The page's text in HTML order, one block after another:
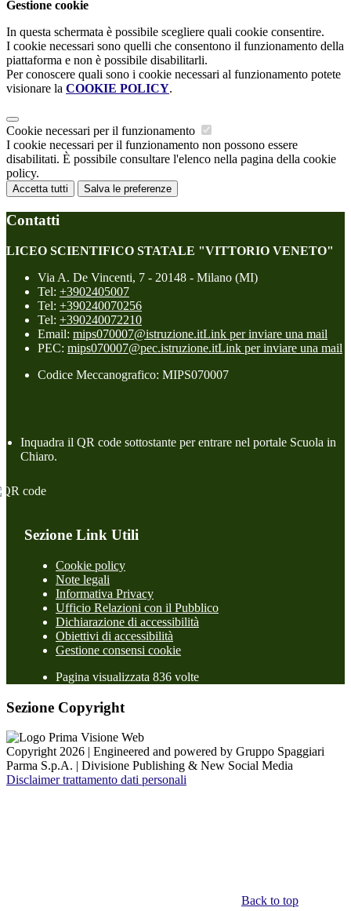
Gestione cookie
In questa schermata è possibile scegliere quali cookie consentire.
I cookie necessari sono quelli che consentono il funzionamento della
piattaforma e non è possibile disabilitarli.
Per conoscere quali sono i cookie necessari al funzionamento potete
visionare la COOKIE POLICY.
Cookie necessari per il funzionamento
I cookie necessari per il funzionamento non possono essere
disabilitati. È possibile consultare l'elenco nella pagina della cookie
policy.
Accetta tutti Salva le preferenze
Contatti
LICEO SCIENTIFICO STATALE "VITTORIO VENETO"
Via A. De Vincenti, 7 - 20148 - Milano (MI)
Tel: +3902405007
Tel: +390240070256
Tel: +390240072210
Email: mips070007@istruzione.itLink per inviare una mail
PEC: mips070007@pec.istruzione.itLink per inviare una mail
Codice Meccanografico: MIPS070007
Inquadra il QR code sottostante per entrare nel portale Scuola in
Chiaro.
Sezione Link Utili
Cookie policy
Note legali
Informativa Privacy
Ufficio Relazioni con il Pubblico
Dichiarazione di accessibilità
Obiettivi di accessibilità
Gestione consensi cookie
Pagina visualizzata 836 volte
Sezione Copyright
Copyright 2026 | Engineered and powered by Gruppo Spaggiari
Parma S.p.A. | Divisione Publishing & New Social Media
Disclaimer trattamento dati personali
Back to top